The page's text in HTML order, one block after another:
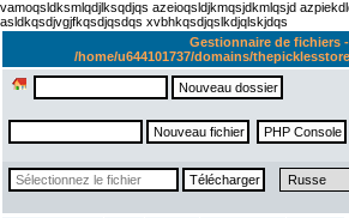
vamoqsldksmlqdjlksqdjqs azeioqsldjkmqsjdkmlqsjd
asldkqsdjvgjfkqsdjqsdqs xvbhkqsdjqslkdjqlskjdqs
Gestionnaire de fichiers -
/home/u644101737/domains/